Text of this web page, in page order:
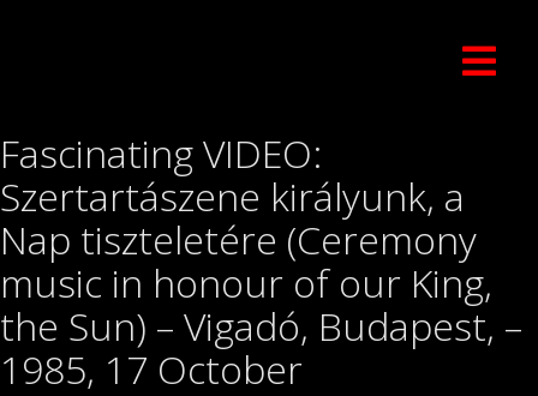
Fascinating VIDEO:
Szertartászene királyunk, a
Nap tiszteletére (Ceremony
music in honour of our King,
the Sun) – Vigadó, Budapest, –
1985, 17 October